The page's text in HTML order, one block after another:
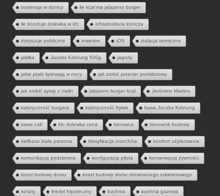
hortensja w donicy ile kcal ma jalapeno burger
ile kosztuje dolewka w kfc infrastruktura lotnicza
instytucje publiczne inwestor iOS izolacja termiczna
jabłka Jacobs Krönung 500g jagody
jakie ptaki śpiewają w nocy jak zrobić przecier pomidorowy
jak zrobić syrop z malin jalapeno burger kcal Jerónimo Martins
kaloryczność burgera kaloryczność frytek kawa Jacobs Krönung
kawa Lidl kfc dolewka cena kierowca kierownik budowy
kiełbasa biała parzona klasyfikacja orzechów komfort użytkowania
komunikacja podziemna konfiguracja pilota konserwacja żywności
koszt budowy domu koszt budowy domu drewnianego szkieletowego
koszty kredyt hipoteczny kuchnia kuchnia gazowa